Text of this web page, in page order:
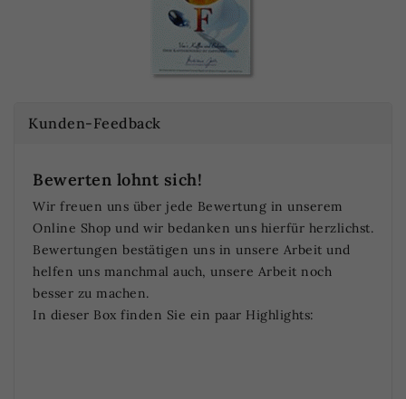
Kunden-Feedback
Bewerten lohnt sich!
Wir freuen uns über jede Bewertung in unserem
Online Shop und wir bedanken uns hierfür herzlichst.
Bewertungen bestätigen uns in unsere Arbeit und
helfen uns manchmal auch, unsere Arbeit noch
besser zu machen.
In dieser Box finden Sie ein paar Highlights: